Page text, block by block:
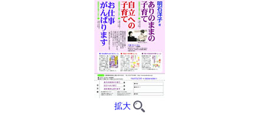
拡大